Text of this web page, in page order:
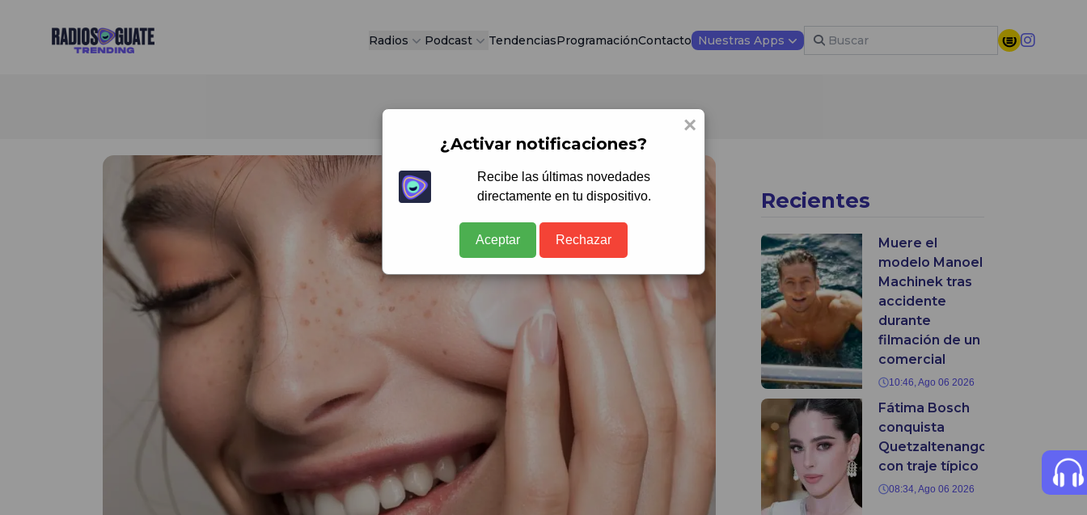
Radios Guate Radios Podcast TendenciasProgramaciónContacto Nuestras Apps
Recientes
Muere el
modelo Manoel
Machinek tras
accidente
durante
filmación de un
comercial
10:46, Ago 06 2026
Fátima Bosch
conquista
Quetzaltenango
con traje típico
08:34, Ago 06 2026
×
¿Activar notificaciones?
Recibe las últimas novedades
directamente en tu dispositivo.
Aceptar Rechazar